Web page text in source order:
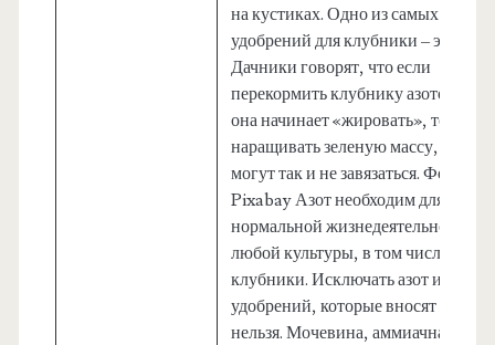
на кустиках. Одно из самых
удобрений для клубники – это азот.
Дачники говорят, что если
перекормить клубнику азотом, то
она начинает «жировать», то есть
наращивать зеленую массу, а
могут так и не завязаться. Фото:
Pixabay Азот необходим для
нормальной жизнедеятельности
любой культуры, в том числе и
клубники. Исключать азот из
удобрений, которые вносят
нельзя. Мочевина, аммиачная и